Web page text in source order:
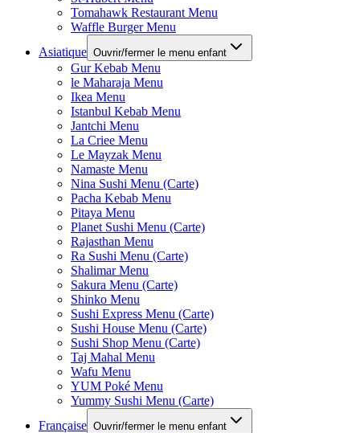
Tomahawk Restaurant Menu
Waffle Burger Menu
Asiatique Ouvrir/fermer le menu enfant
Gur Kebab Menu
le Maharaja Menu
Ikea Menu
Istanbul Kebab Menu
Jantchi Menu
La Criee Menu
Le Mayzak Menu
Namaste Menu
Nina Sushi Menu (Carte)
Pacha Kebab Menu
Pitaya Menu
Planet Sushi Menu (Carte)
Rajasthan Menu
Ra Sushi Menu (Carte)
Shalimar Menu
Sakura Menu (Carte)
Shinko Menu
Sushi Express Menu (Carte)
Sushi House Menu (Carte)
Sushi Shop Menu (Carte)
Taj Mahal Menu
Wafu Menu
YUM Poké Menu
Yummy Sushi Menu (Carte)
Française Ouvrir/fermer le menu enfant